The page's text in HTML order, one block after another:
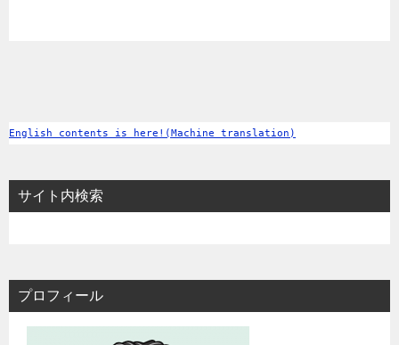
English contents is here!(Machine translation)
サイト内検索
プロフィール